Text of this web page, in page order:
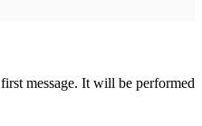
message. It will be performed